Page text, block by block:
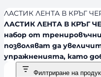
ЛАСТИК ЛЕНТА В КРЪГ
ЛАСТИК ЛЕНТА В КРЪГ
набор от тренировъчни
позволяват да
упражненията, като
Филтриране на